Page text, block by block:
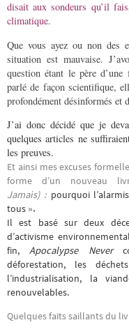
disait aux sondeurs qu’il
climatique.
Que vous ayez ou non des
situation est mauvaise.
question étant le père
parlé de façon scientifique,
profondément désinformés et
J’ai donc décidé que je
quelques articles ne
les preuves.
Et ainsi mes excuses
forme d’un nouveau
Jamais) : pourquoi
tous ».
Il est basé sur deux
d’activisme
fin,Apocalypse Never
déforestation, les
l’industrialisation, la
renouvelables.
Quelques faits saillants du